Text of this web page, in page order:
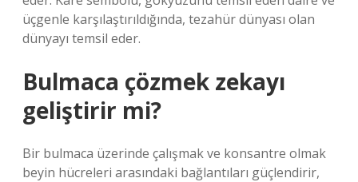
üçgenle karşılaştırıldığında, tezahür dünyası olan
dünyayı temsil eder.
Bulmaca çözmek zekayı
geliştirir mi?
Bir bulmaca üzerinde çalışmak ve konsantre olmak
beyin hücreleri arasındaki bağlantıları güçlendirir,